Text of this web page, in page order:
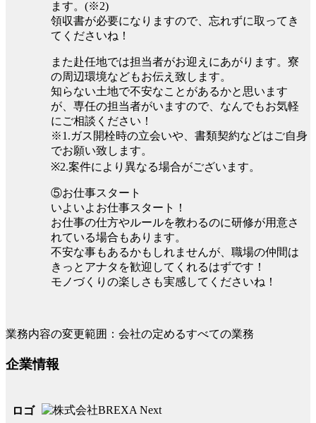
ます。(※2)
領収書が必要になりますので、忘れずに取ってき
てくださいね！
また赴任地では担当者がお迎えにあがります。寮
の周辺環境などもお伝え致します。
知らない土地で不安なことがあるかと思います
が、専任の担当者がいますので、なんでもお気軽
にご相談ください！
※1.ガス開栓時の立会いや、書類契約などはご自身
でお願い致します。
※2.案件により異なる場合がございます。
⑤お仕事スタート
いよいよお仕事スタート！
お仕事の仕方やルールを教わるのに研修が用意さ
れている場合もあります。
不安な事もあるかもしれませんが、職場の仲間は
きっとアナタを歓迎してくれるはずです！
モノづくりの楽しさも実感してくださいね！
業務内容の変更範囲：会社の定めるすべての業務
企業情報
ロゴ